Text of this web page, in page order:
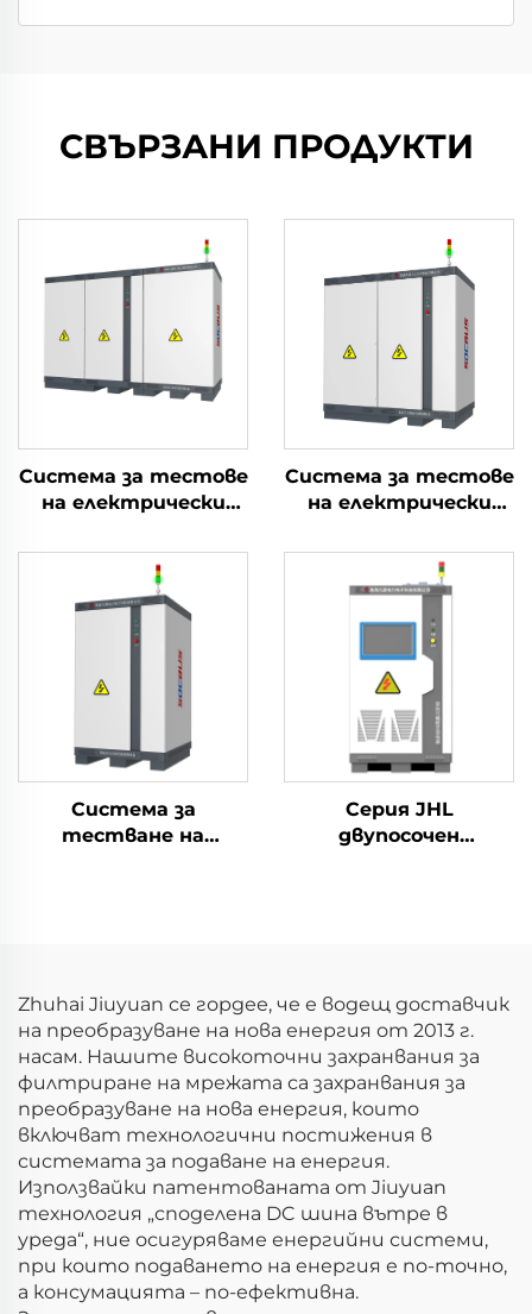
СВЪРЗАНИ ПРОДУКТИ
Система за тестове
на електрически
литиеви батерии
(2400V)
Система за тестове
на електрически
литиеви батерии
(750V)
Система за
тестване на
Серия JHL
двупосочен
Zhuhai Jiuyuan се гордее, че е водещ доставчик
на преобразуване на нова енергия от 2013 г.
насам. Нашите високоточни захранвания за
филтриране на мрежата са захранвания за
преобразуване на нова енергия, които
включват технологични постижения в
системата за подаване на енергия.
Използвайки патентованата от Jiuyuan
технология „споделена DC шина вътре в
уреда“, ние осигуряваме енергийни системи,
при които подаването на енергия е по-точно,
а консумацията – по-ефективна.